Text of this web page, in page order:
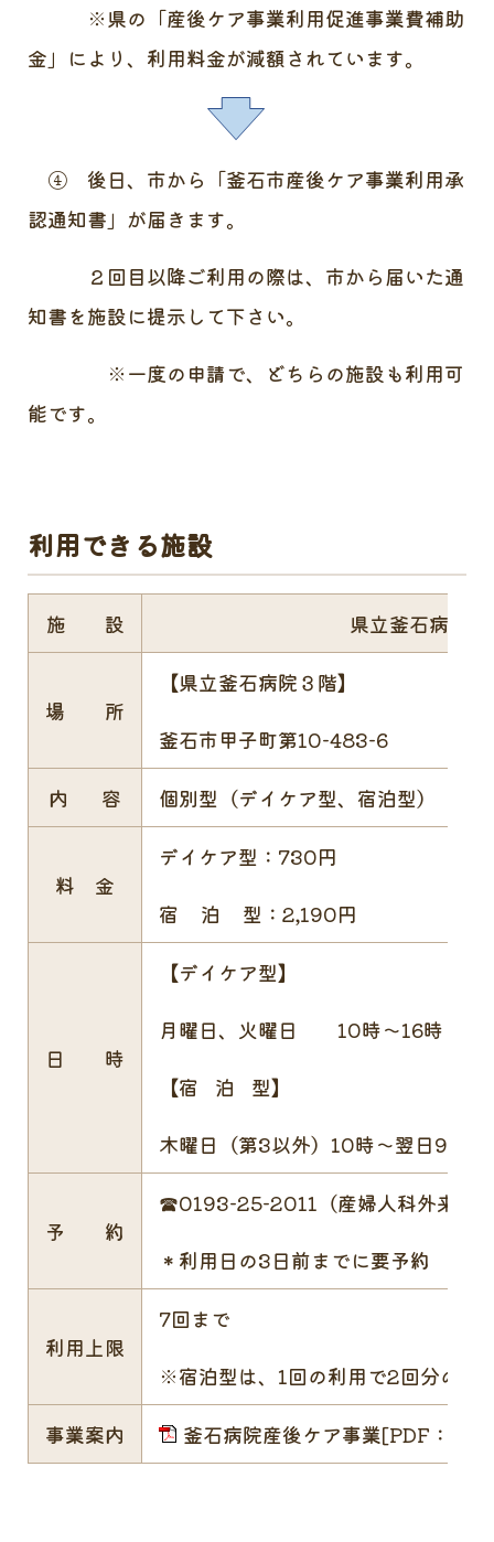
※県の「産後ケア事業利用促進事業費補助
金」により、利用料金が減額されています。
④ 後日、市から「釜石市産後ケア事業利用承
認通知書」が届きます。
２回目以降ご利用の際は、市から届いた通
知書を施設に提示して下さい。
※一度の申請で、どちらの施設も利用可
能です。
利用できる施設
施 設 県立釜石病院
場 所
【県立釜石病院３階】
釜石市甲子町第10-483-6
内 容 個別型（デイケア型、宿泊型）
料 金
デイケア型：730円
宿 泊 型：2,190円
日 時
【デイケア型】
月曜日、火曜日 10時～16時
【宿 泊 型】
木曜日（第3以外）10時～翌日9時
予 約
☎0193-25-2011（産婦人科外来）
＊利用日の3日前までに要予約
利用上限
7回まで
※宿泊型は、1回の利用で2回分のカ
事業案内 釜石病院産後ケア事業[PDF：